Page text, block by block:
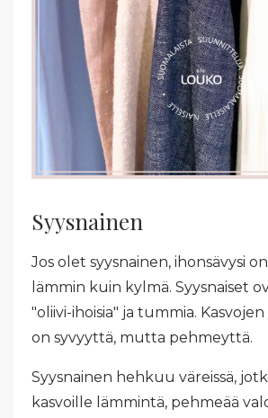
Syysnainen
Jos olet syysnainen, ihonsävysi
lämmin kuin kylmä. Syysnaiset
"oliivi-ihoisia" ja tummia. Kasvojen
on syvyyttä, mutta pehmeyttä.
Syysnainen hehkuu väreissä,
kasvoille lämmintä, pehmeää